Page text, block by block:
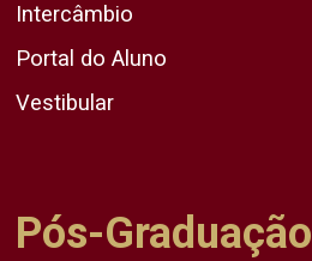
Intercâmbio
Portal do Aluno
Vestibular
Pós-Graduação